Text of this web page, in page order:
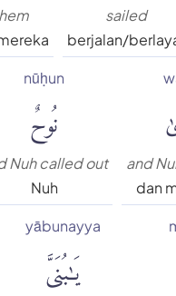
sailed
berjalan/
and
dan
nūḥun
نُوحٌ
Nuh called out
Nuh
yābunayya
يَٰبُنَىَّ